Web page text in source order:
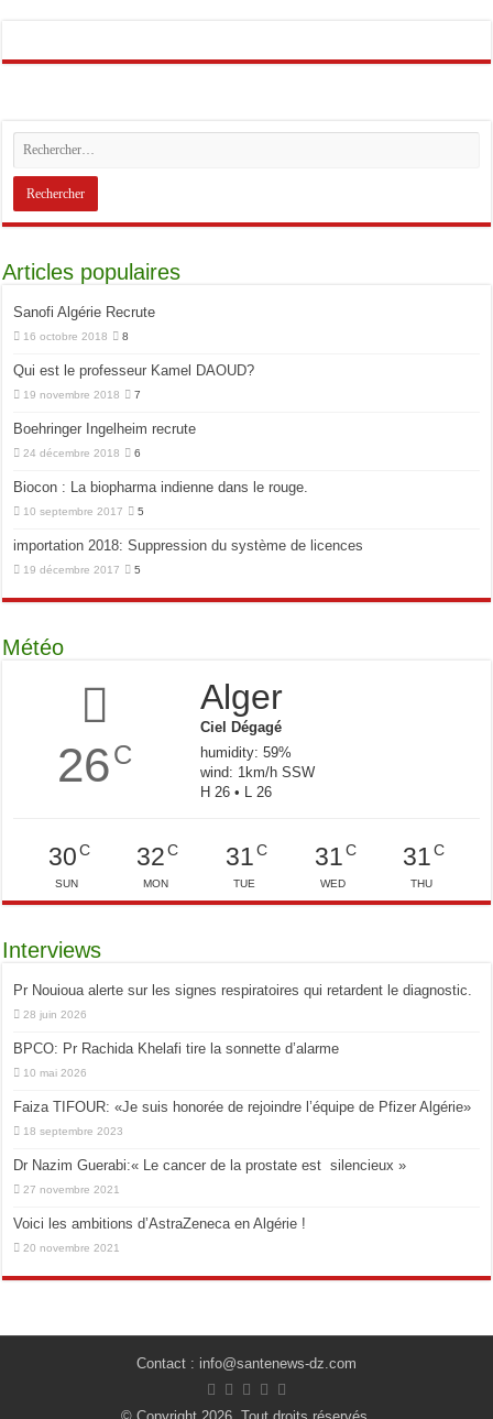
Articles populaires
Sanofi Algérie Recrute
16 octobre 2018 8
Qui est le professeur Kamel DAOUD?
19 novembre 2018 7
Boehringer Ingelheim recrute
24 décembre 2018 6
Biocon : La biopharma indienne dans le rouge.
10 septembre 2017 5
importation 2018: Suppression du système de licences
19 décembre 2017 5
Météo
26C
Alger
Ciel Dégagé
humidity: 59%
wind: 1km/h SSW
H 26 • L 26
30C
SUN
32 C
MON
31C
TUE
31C
WED
31 C
THU
Interviews
Pr Nouioua alerte sur les signes respiratoires qui retardent le diagnostic.
28 juin 2026
BPCO: Pr Rachida Khelafi tire la sonnette d’alarme
10 mai 2026
Faiza TIFOUR: «Je suis honorée de rejoindre l’équipe de Pfizer Algérie»
18 septembre 2023
Dr Nazim Guerabi:« Le cancer de la prostate est silencieux »
27 novembre 2021
Voici les ambitions d’AstraZeneca en Algérie !
20 novembre 2021
Contact : info@santenews-dz.com